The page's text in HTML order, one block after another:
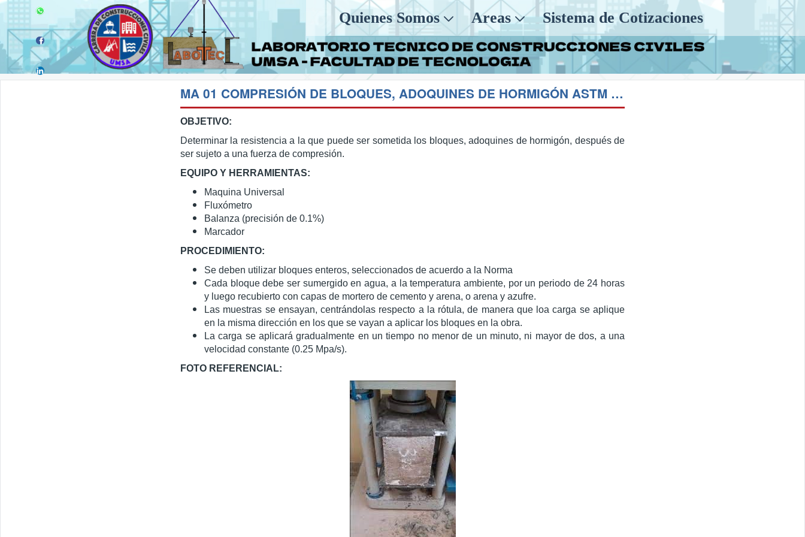
Quienes Somos Areas Sistema de Cotizaciones
MA 01 COMPRESIÓN DE BLOQUES, ADOQUINES DE HORMIGÓN ASTM C 140
OBJETIVO:
Determinar la resistencia a la que puede ser sometida los bloques, adoquines de hormigón, después de
ser sujeto a una fuerza de compresión.
EQUIPO Y HERRAMIENTAS:
Maquina Universal
Fluxómetro
Balanza (precisión de 0.1%)
Marcador
PROCEDIMIENTO:
Se deben utilizar bloques enteros, seleccionados de acuerdo a la Norma
Cada bloque debe ser sumergido en agua, a la temperatura ambiente, por un periodo de 24 horas
y luego recubierto con capas de mortero de cemento y arena, o arena y azufre.
Las muestras se ensayan, centrándolas respecto a la rótula, de manera que loa carga se aplique
en la misma dirección en los que se vayan a aplicar los bloques en la obra.
La carga se aplicará gradualmente en un tiempo no menor de un minuto, ni mayor de dos, a una
velocidad constante (0.25 Mpa/s).
FOTO REFERENCIAL: